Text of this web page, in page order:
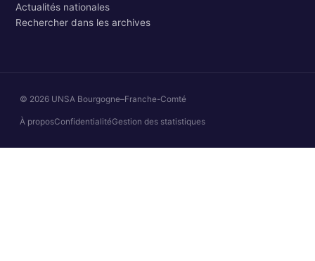
Actualités nationales
Rechercher dans les archives
© 2026 UNSA Bourgogne–Franche-Comté
À proposConfidentialitéGestion des statistiques